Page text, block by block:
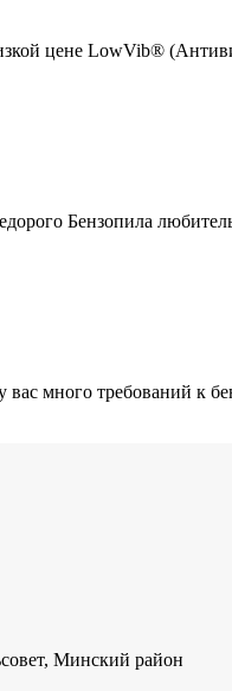
цене LowVib®
Бензопила
много требований к
Минский район